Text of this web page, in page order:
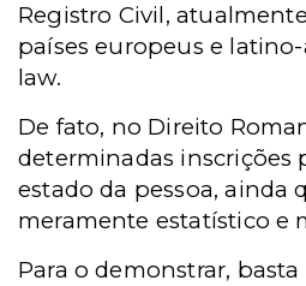
Registro Civil,
países europeus e
law.
De fato, no Direito
determinadas inscrições
estado da pessoa, ainda
meramente estatístico e
Para o demonstrar,